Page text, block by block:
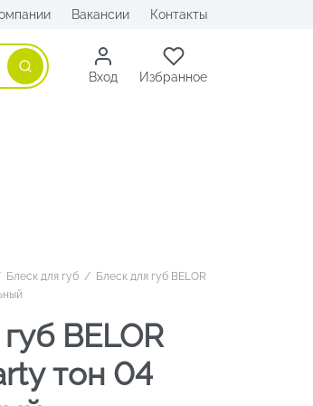
Вакансии Контакты
Поиск
Вход Избранное
Блеск для губ / Блеск для губ BELOR
BELOR
тон 04